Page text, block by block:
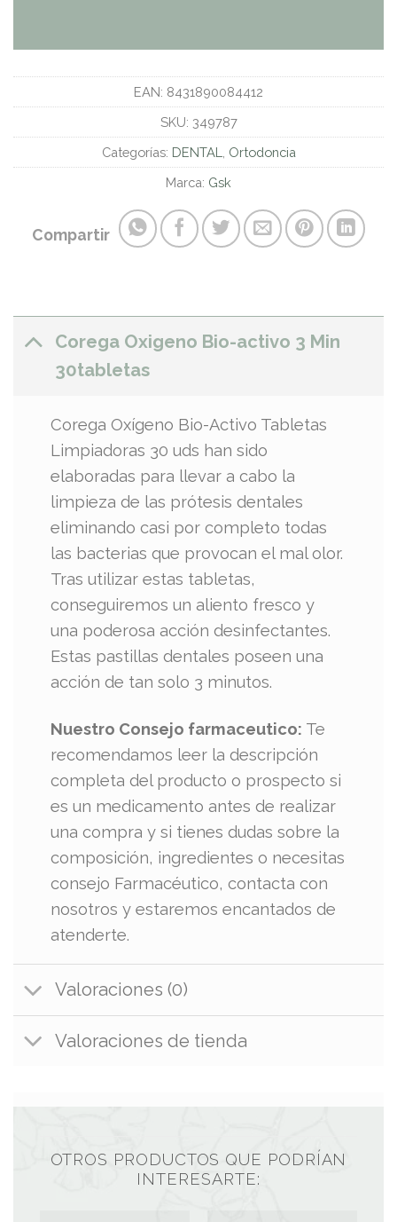
EAN: 8431890084412
SKU: 349787
Categorías: DENTAL
Ortodoncia
Marca: Gsk
Compartir
Corega Oxigeno Bio-activo 3 Min
30tabletas
Corega Oxígeno Bio-Activo Tabletas
Limpiadoras 30 uds han sido
elaboradas para llevar a cabo la
limpieza de las prótesis dentales
eliminando casi por completo todas
las bacterias que provocan el mal olor.
Tras utilizar estas tabletas,
conseguiremos un aliento fresco y
una poderosa acción desinfectantes.
Estas pastillas dentales poseen una
acción de tan solo 3 minutos.
Nuestro Consejo farmaceutico: Te
recomendamos leer la descripción
completa del producto o prospecto si
es un medicamento antes de realizar
una compra y si tienes dudas sobre la
composición, ingredientes o necesitas
consejo Farmacéutico, contacta con
nosotros y estaremos encantados de
atenderte.
Valoraciones (0)
Valoraciones de tienda
OTROS PRODUCTOS QUE PODRÍAN
INTERESARTE: